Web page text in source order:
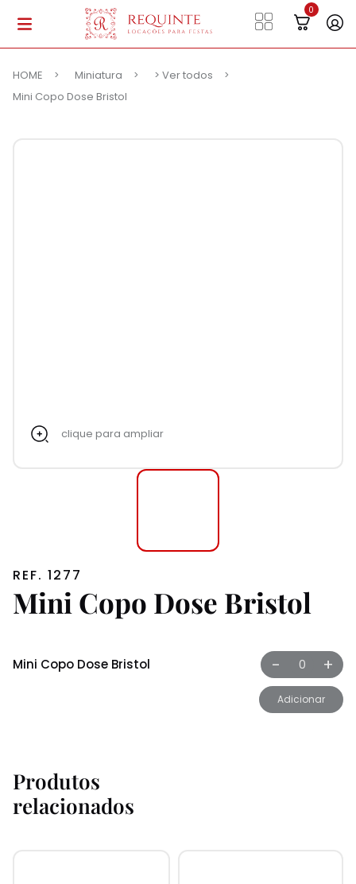
HOME Miniatura
> Ver todos
Mini Copo Dose Bristol
clique para ampliar
REF. 1277
Mini Copo Dose Bristol
Mini Copo Dose Bristol - +
Adicionar
Produtos
relacionados